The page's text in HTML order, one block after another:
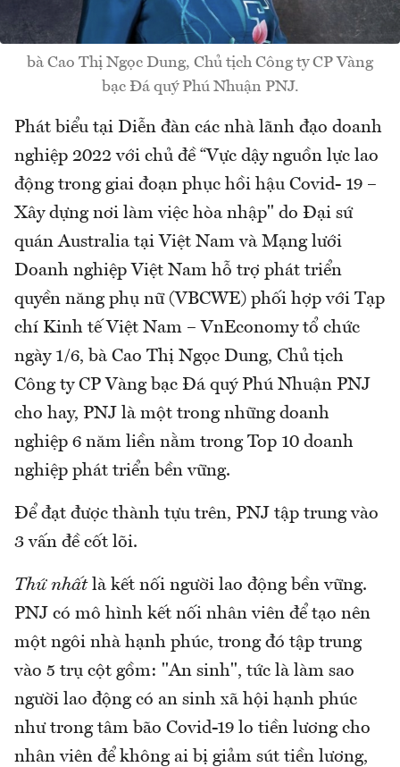
bà Cao Thị Ngọc Dung, Chủ tịch Công ty CP Vàng
bạc Đá quý Phú Nhuận PNJ.
Phát biểu tại Diễn đàn các nhà lãnh đạo doanh
nghiệp 2022 với chủ đề “Vực dậy nguồn lực lao
động trong giai đoạn phục hồi hậu Covid- 19 –
Xây dựng nơi làm việc hòa nhập" do Đại sứ
quán Australia tại Việt Nam và Mạng lưới
Doanh nghiệp Việt Nam hỗ trợ phát triển
quyền năng phụ nữ (VBCWE) phối hợp với Tạp
chí Kinh tế Việt Nam – VnEconomy tổ chức
ngày 1/6, bà Cao Thị Ngọc Dung, Chủ tịch
Công ty CP Vàng bạc Đá quý Phú Nhuận PNJ
cho hay, PNJ là một trong những doanh
nghiệp 6 năm liền nằm trong Top 10 doanh
nghiệp phát triển bền vững.
Để đạt được thành tựu trên, PNJ tập trung vào
3 vấn đề cốt lõi.
Thứ nhấtlà kết nối người lao động bền vững.
PNJ có mô hình kết nối nhân viên để tạo nên
một ngôi nhà hạnh phúc, trong đó tập trung
vào 5 trụ cột gồm: "An sinh", tức là làm sao
người lao động có an sinh xã hội hạnh phúc
như trong tâm bão Covid-19 lo tiền lương cho
nhân viên để không ai bị giảm sút tiền lương,